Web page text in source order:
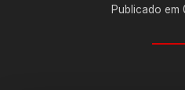
Publicado em